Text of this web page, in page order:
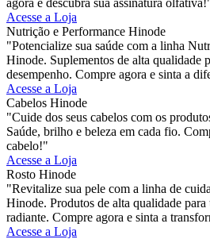
Acesse a Loja
Nutrição e Performance Hinode
"Potencialize sua saúde com a linha
Hinode. Suplementos de alta qualidade
desempenho. Compre agora e sinta a
Acesse a Loja
Cabelos Hinode
"Cuide dos seus cabelos com os
Saúde, brilho e beleza em cada fio.
cabelo!"
Acesse a Loja
Rosto Hinode
"Revitalize sua pele com a linha de
Hinode. Produtos de alta qualidade para
radiante. Compre agora e sinta a
Acesse a Loja